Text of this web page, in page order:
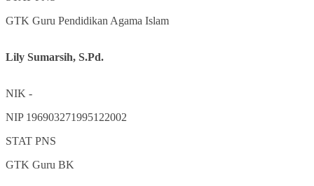
GTK Guru Pendidikan Agama Islam
Lily Sumarsih, S.Pd.
NIK -
NIP 196903271995122002
STAT PNS
GTK Guru BK